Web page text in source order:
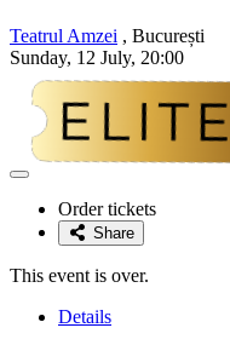
Teatrul Amzei , București
Sunday, 12 July, 20:00
Adaugă
favoriteOrder tickets
Share
This event is over.
Details